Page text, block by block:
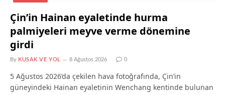
Çin’in Hainan eyaletinde hurma
palmiyeleri meyve verme dönemine
girdi
By KUSAK VE YOL 8 Ağustos 2026 0
5 Ağustos 2026’da çekilen hava fotoğrafında, Çin’in
güneyindeki Hainan eyaletinin Wenchang kentinde bulunan